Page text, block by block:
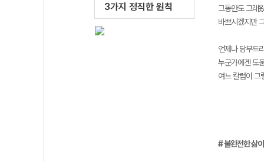
3가지 정직한 원칙
그동안도 그래
바쁘시겠지만
언제나 당부드
누군가에겐 도
여느 칼럼이 그
# 불완전한 삶